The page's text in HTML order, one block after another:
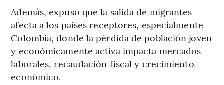
Además, expuso que la salida de migrantes
afecta a los países receptores, especialmente
Colombia, donde la pérdida de población joven
y económicamente activa impacta mercados
laborales, recaudación fiscal y crecimiento
económico.